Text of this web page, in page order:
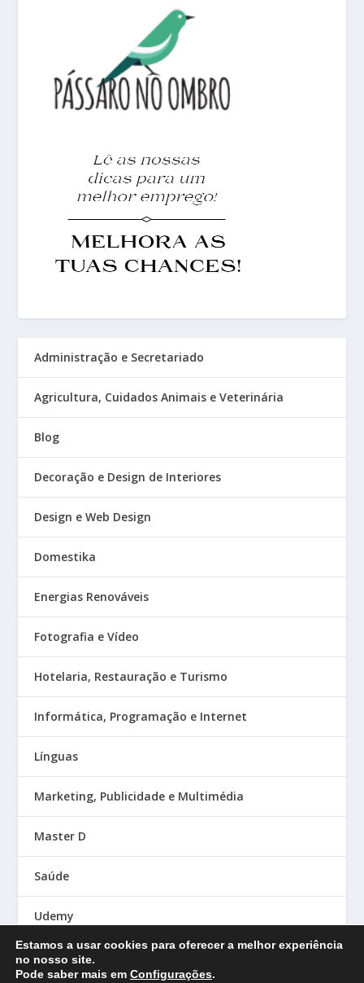
Administração e Secretariado
Agricultura, Cuidados Animais e Veterinária
Blog
Decoração e Design de Interiores
Design e Web Design
Domestika
Energias Renováveis
Fotografia e Vídeo
Hotelaria, Restauração e Turismo
Informática, Programação e Internet
Línguas
Marketing, Publicidade e Multimédia
Master D
Saúde
Udemy
Estamos a usar cookies para oferecer a melhor experiência
no nosso site.
Pode saber mais em Configurações.